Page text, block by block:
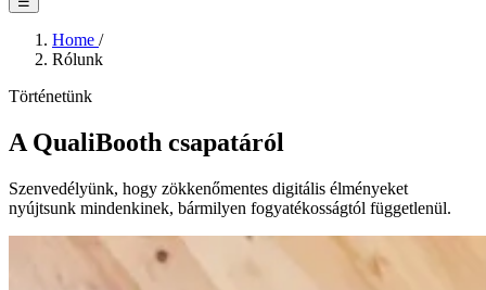
Home /
Rólunk
Történetünk
A QualiBooth csapatáról
Szenvedélyünk, hogy zökkenőmentes digitális élményeket
nyújtsunk mindenkinek, bármilyen fogyatékosságtól függetlenül.